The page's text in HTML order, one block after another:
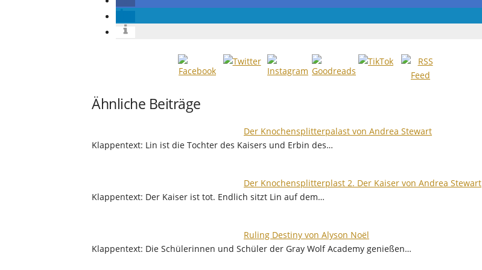
Ähnliche Beiträge
Der Knochensplitterpalast von Andrea Stewart
Klappentext: Lin ist die Tochter des Kaisers und Erbin des…
Der Knochensplitterplast 2. Der Kaiser von Andrea Stewart
Klappentext: Der Kaiser ist tot. Endlich sitzt Lin auf dem…
Ruling Destiny von Alyson Noël
Klappentext: Die Schülerinnen und Schüler der Gray Wolf Academy genießen…